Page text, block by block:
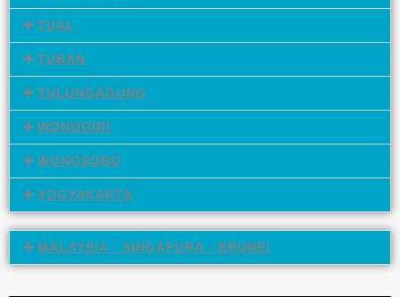
TUAL
TUBAN
TULUNGAGUNG
WONOGIRI
WONOSOBO
YOGYAKARTA
MALAYSIA - SINGAPURA - BRUNEI